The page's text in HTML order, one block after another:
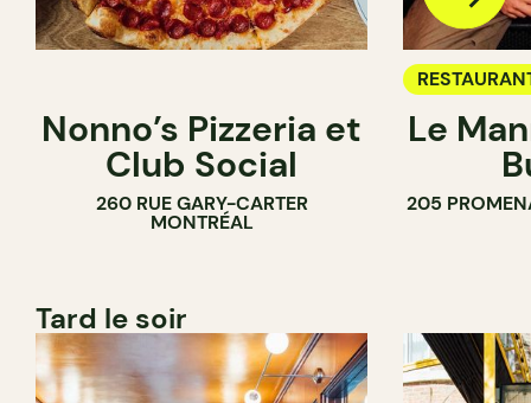
Nonno’s Pizzeria et
Club Social
260 RUE GARY-CARTER
MONTRÉAL
Le
205
Tard le soir